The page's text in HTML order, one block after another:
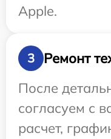
Apple.
3
Ремонт
После
согласуем с
расчет,